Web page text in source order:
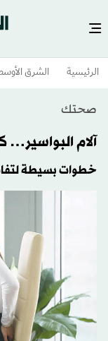
الرئيسية الشرق
صحتك
آلام
خطوات بسيطة